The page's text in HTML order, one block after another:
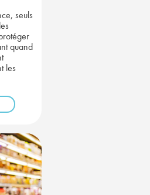
seuls
quand
les